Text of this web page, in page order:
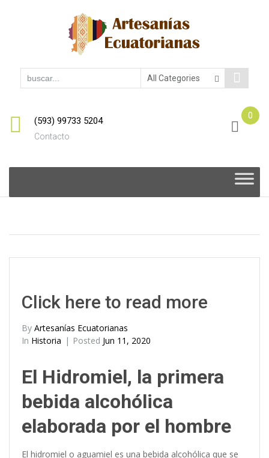
(593) 99733 5204
Contacto
0
content
Click here to read more
By Artesanías Ecuatorianas
In Historia Posted Jun 11, 2020
El Hidromiel, la primera
bebida alcohólica
elaborada por el hombre
El hidromiel o aguamiel es una bebida alcohólica que se